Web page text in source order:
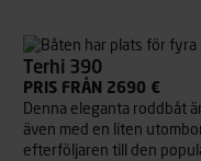
Terhi 390
PRIS FRÅN 2690 €
Denna eleganta roddbåt
även med en liten
efterföljaren till den